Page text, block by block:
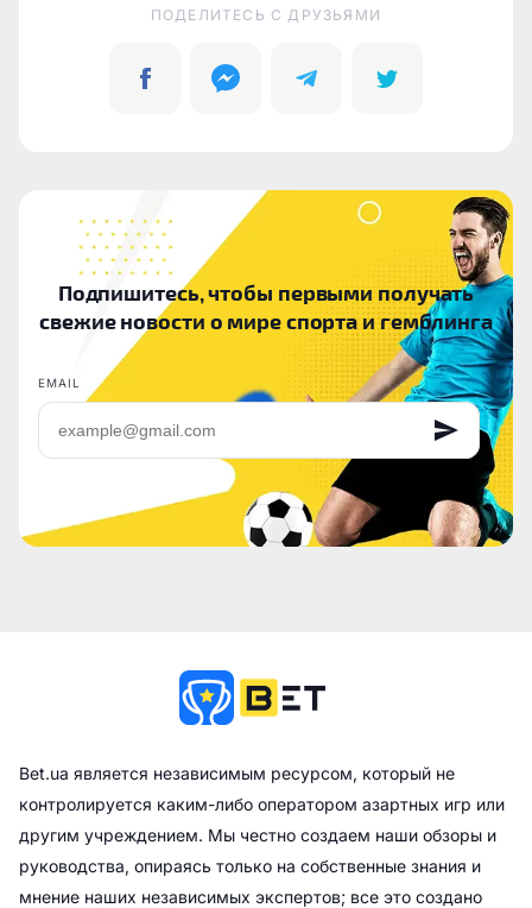
ПОДЕЛИТЕСЬ C ДРУЗЬЯМИ
Подпишитесь, чтобы первыми получать
свежие новости о мире спорта и гемблинга
EMAIL
Bet.ua является независимым ресурсом, который не
контролируется каким-либо оператором азартных игр или
другим учреждением. Мы честно создаем наши обзоры и
руководства, опираясь только на собственные знания и
мнение наших независимых экспертов; все это создано